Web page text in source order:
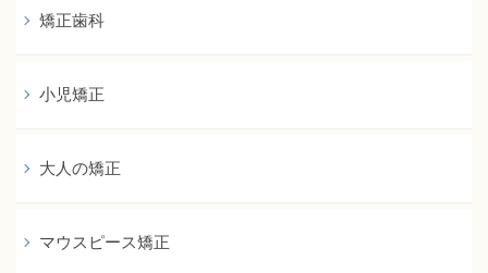
矯正歯科
小児矯正
大人の矯正
マウスピース矯正